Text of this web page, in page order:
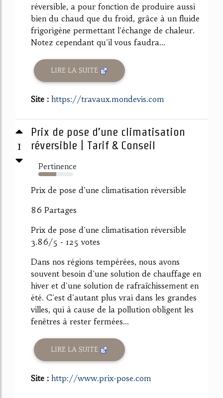
réversible, a pour fonction de produire aussi
bien du chaud que du froid, grâce à un fluide
frigorigène permettant l'échange de chaleur.
Notez cependant qu'il vous faudra...
LIRE LA SUITE
Site : https://travaux.mondevis.com
1
Prix de pose d’une climatisation
réversible | Tarif & Conseil
Pertinence
52%
Prix de pose d'une climatisation réversible
86 Partages
Prix de pose d'une climatisation réversible
3.86/5 - 125 votes
Dans nos régions tempérées, nous avons
souvent besoin d'une solution de chauffage en
hiver et d'une solution de rafraîchissement en
été. C'est d'autant plus vrai dans les grandes
villes, qui à cause de la pollution obligent les
fenêtres à rester fermées...
LIRE LA SUITE
Site : http://www.prix-pose.com